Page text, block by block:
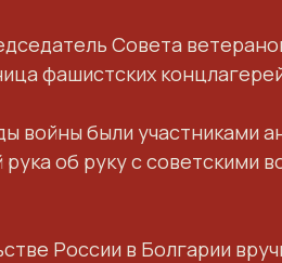
Совета
фашистских
войны были участниками
об руку с советскими
России в Болгарии